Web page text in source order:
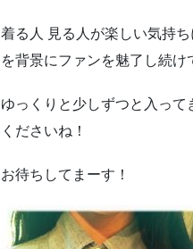
着る人 見る人が楽しい気持
を背景にファンを魅了し続け
ゆっくりと少しずつと入っ
くださいね！
お待ちしてまーす！